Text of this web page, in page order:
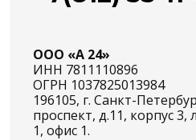
OОО «А 24»
ИНН 7811110896
ОГРН 1037825013984
196105, г. Санкт-
проспект, д.11, корпус
1, офис 1.